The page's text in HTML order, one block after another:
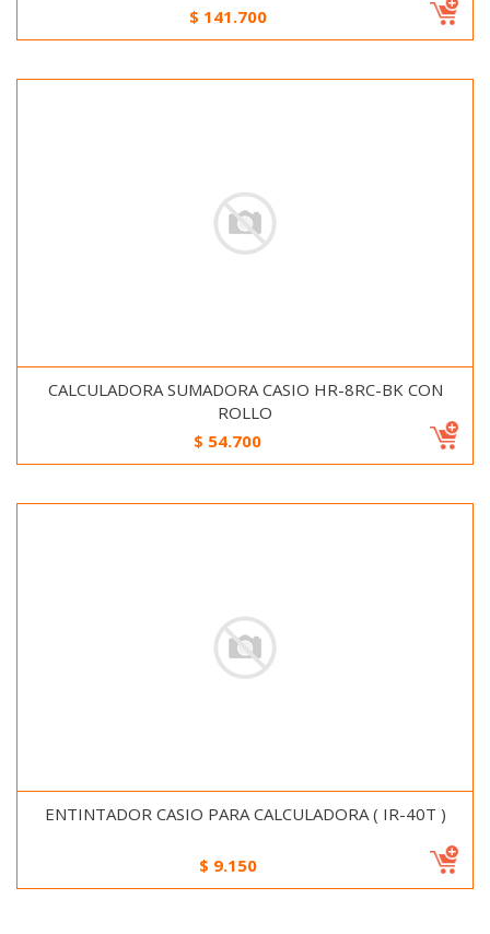
$ 141.700
CALCULADORA SUMADORA CASIO HR-8RC-BK CON
ROLLO
$ 54.700
ENTINTADOR CASIO PARA CALCULADORA ( IR-40T )
$ 9.150